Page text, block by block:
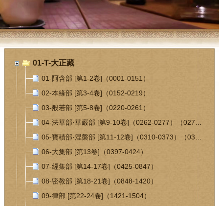
01-T-大正藏
01-阿含部 [第1-2卷]（0001-0151）
02-本緣部 [第3-4卷]（0152-0219）
03-般若部 [第5-8卷]（0220-0261）
06-大集部 [第13卷]（0397-0424）
07-經集部 [第14-17卷]（0425-0847）
08-密教部 [第18-21卷]（0848-1420）
09-律部 [第22-24卷]（1421-1504）